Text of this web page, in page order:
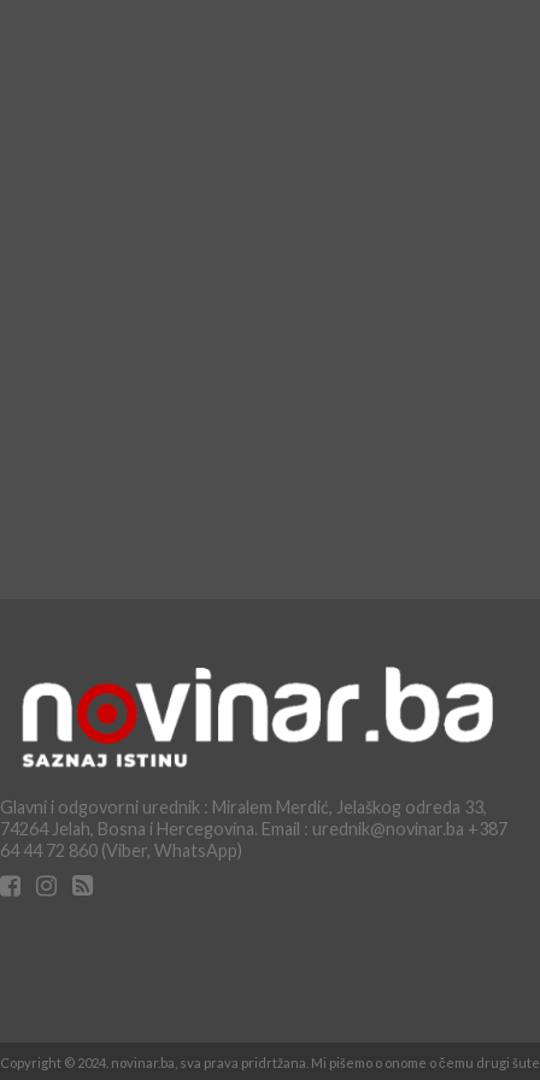
Glavni i odgovorni urednik : Miralem Merdić, Jelaškog odreda 33,
74264 Jelah, Bosna i Hercegovina. Email : urednik@novinar.ba +387
64 44 72 860 (Viber, WhatsApp)
Copyright © 2024. novinar.ba, sva prava pridrtžana. Mi pišemo o onome o čemu drugi